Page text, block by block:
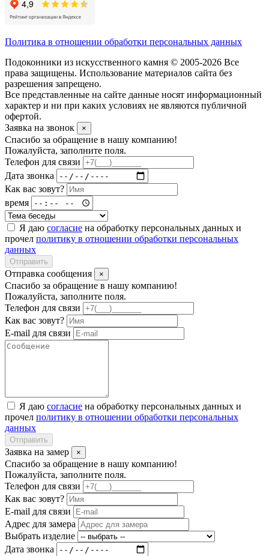
Политика в отношении обработки персональных данных
Подоконники из искусственного камня © 2005-2026 Все
права защищены. Использование материалов сайта без
разрешения запрещено.
Все представленные на сайте данные носят информационный
характер и ни при каких условиях не являются публичной
офертой.
Заявка на звонок
×
Спасибо за обращение в нашу компанию!
Пожалуйста, заполните поля.
Телефон для связи
Дата звонка
Как вас зовут?
время
Я даю согласие на обработку персональных данных и
прочел политику в отношении обработки персональных
данных
Отправить
Отправка сообщения ×
Спасибо за обращение в нашу компанию!
Пожалуйста, заполните поля.
Телефон для связи
Как вас зовут?
E-mail для связи
Я даю согласие на обработку персональных данных и
прочел политику в отношении обработки персональных
данных
Отправить
Заявка на замер ×
Спасибо за обращение в нашу компанию!
Пожалуйста, заполните поля.
Телефон для связи
Как вас зовут?
E-mail для связи
Адрес для замера
Выбрать изделие
Дата звонка